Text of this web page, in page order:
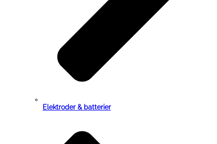
Elektroder & batterier